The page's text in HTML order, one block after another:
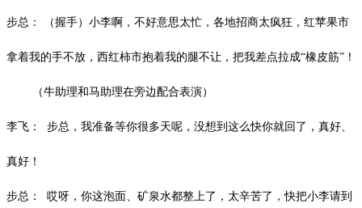
步总： （握手）小李啊，不好意思太忙，各地招商太疯狂，红苹果市
拿着我的手不放，西红柿市抱着我的腿不让，把我差点拉成“橡皮筋”！
（牛助理和马助理在旁边配合表演）
李飞： 步总，我准备等你很多天呢，没想到这么快你就回了，真好、
真好！
步总： 哎呀，你这泡面、矿泉水都整上了，太辛苦了，快把小李请到